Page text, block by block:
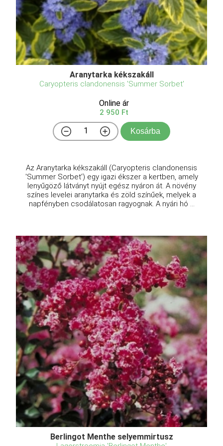
Aranytarka kékszakáll
Caryopteris clandonensis 'Summer Sorbet'
Online ár
2 950 Ft
Kosárba
Az Aranytarka kékszakáll (Caryopteris clandonensis
'Summer Sorbet') egy igazi ékszer a kertben, amely
lenyűgöző látványt nyújt egész nyáron át. A növény
színes levelei aranytarka és zöld színűek, melyek a
napfényben csodálatosan ragyognak. A nyári hó ...
Berlingot Menthe selyemmirtusz